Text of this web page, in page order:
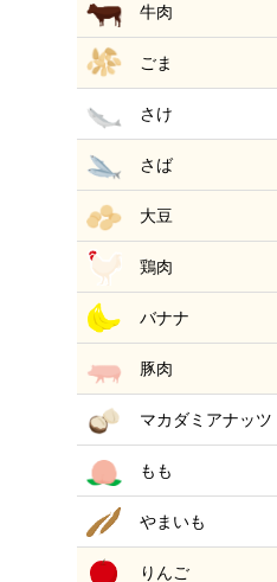
牛肉
ごま
さけ
さば
大豆
鶏肉
バナナ
豚肉
マカダミアナッツ
もも
やまいも
りんご